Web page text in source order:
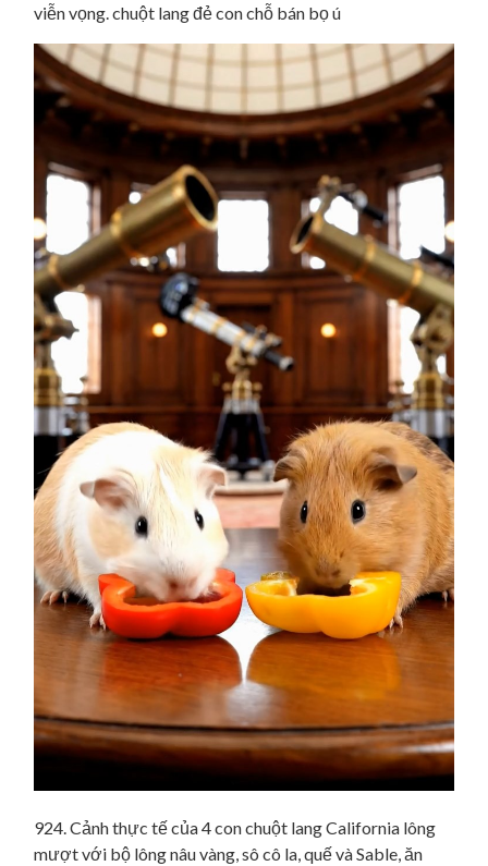
viễn vọng. chuột lang đẻ con chỗ bán bọ ú
924. Cảnh thực tế của 4 con chuột lang California lông
mượt với bộ lông nâu vàng, sô cô la, quế và Sable, ăn